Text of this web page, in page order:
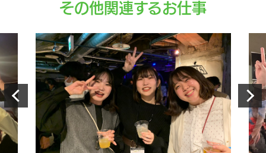
その他関連するお仕事